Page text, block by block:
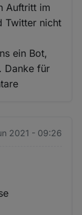
Auftritt im
Twitter nicht
ein Bot,
Danke für
2021 - 09:26